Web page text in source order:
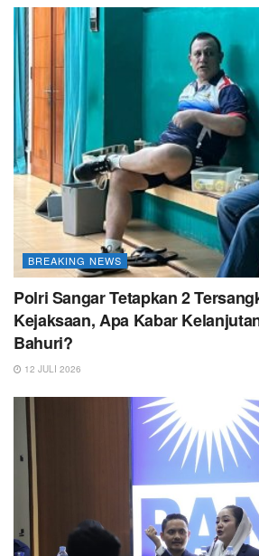
BREAKING NEWS
Polri Sangar Tetapkan 2
Kejaksaan, Apa Kabar
Bahuri?
12 JULI 2026